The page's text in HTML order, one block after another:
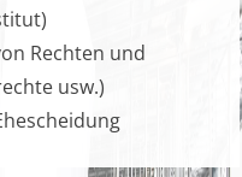
Rechten und
usw.)